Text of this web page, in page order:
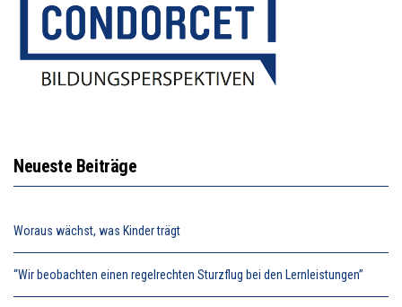
Neueste Beiträge
Woraus wächst, was Kinder trägt
“Wir beobachten einen regelrechten Sturzflug bei den Lernleistungen”